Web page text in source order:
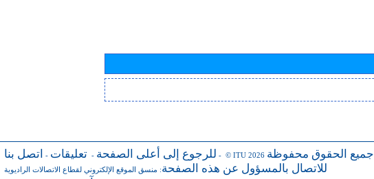
للرجوع إلى أعلى الصفحة - تعليقات - اتصل بنا - © ITU 2026 جميع الحقوق محفوظة
للاتصال بالمسؤول عن هذه الصفحة: منسق الموقع الإلكتروني لقطاع الاتصالات الراديوية